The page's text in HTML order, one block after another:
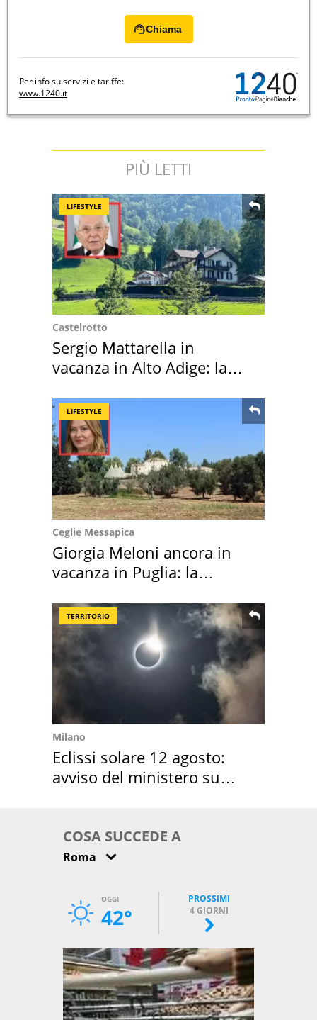
Chiama
Per info su servizi e tariffe:
www.1240.it
PIÙ LETTI
LIFESTYLE
Castelrotto
Sergio Mattarella in
vacanza in Alto Adige: la
LIFESTYLE
Ceglie Messapica
Giorgia Meloni ancora in
vacanza in Puglia: la
TERRITORIO
Milano
Eclissi solare 12 agosto:
avviso del ministero su